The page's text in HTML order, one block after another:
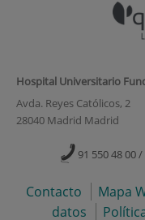
Hospital Universitario
Avda. Reyes Católicos, 2
28040 Madrid Madrid
91 550 48 00
Contacto Mapa
datos